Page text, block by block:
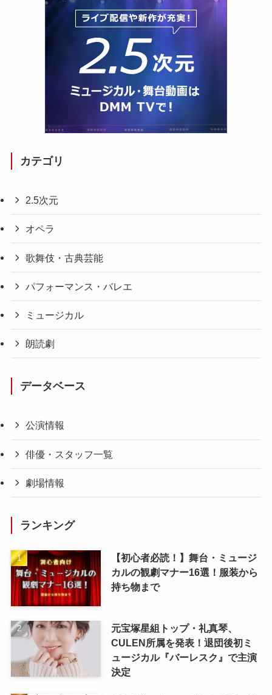
カテゴリ
2.5次元
オペラ
歌舞伎・古典芸能
パフォーマンス・バレエ
ミュージカル
朗読劇
データベース
公演情報
俳優・スタッフ一覧
劇場情報
ランキング
【初心者必読！】舞台・ミュージ
カルの観劇マナー16選！服装から
持ち物まで
元宝塚星組トップ・礼真琴、
CULEN所属を発表！退団後初ミ
ュージカル『バーレスク』で主演
決定